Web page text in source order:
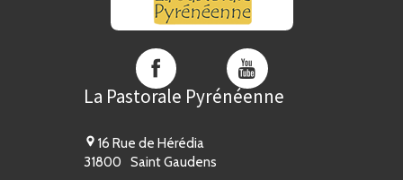
La
Pastorale
Pyrénéenne
Facebook
La
Pyrénéenne
La Pastorale Pyrénéenne
16 Rue de Hérédia
31800
Saint Gaudens